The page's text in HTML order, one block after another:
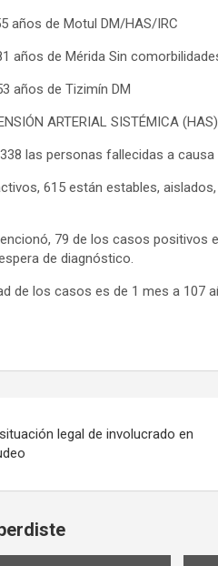
años de Motul DM/HAS/IRC
años de Mérida Sin
años de Tizimín DM
ARTERIAL SISTÉMICA
las personas fallecidas a causa
615 están estables,
79 de los casos positivos
de diagnóstico.
de los casos es de 1 mes a 107
legal de involucrado en